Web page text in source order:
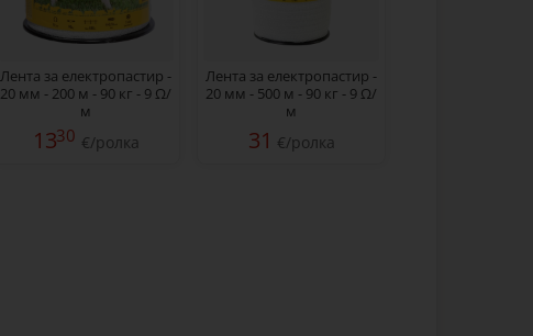
Лента за електропастир -
20 мм - 200 м - 90 кг - 9 Ω/
м
1330 €/ролка
Лента за електропастир -
20 мм - 500 м - 90 кг - 9 Ω/
м
31 €/ролка